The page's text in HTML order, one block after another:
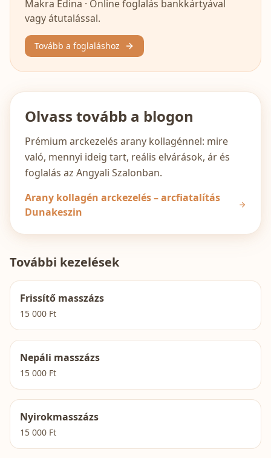
Makra Edina · Online foglalás bankkártyával
vagy átutalással.
Tovább a foglaláshoz
Olvass tovább a blogon
Prémium arckezelés arany kollagénnel: mire
való, mennyi ideig tart, reális elvárások, ár és
foglalás az Angyali Szalonban.
Arany kollagén arckezelés – arcfiatalítás
Dunakeszin
További kezelések
Frissítő masszázs
15 000 Ft
Nepáli masszázs
15 000 Ft
Nyirokmasszázs
15 000 Ft